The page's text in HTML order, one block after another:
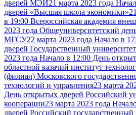
дверей МЭИ21 марта 2023 года
дверей «Высшая школа экономики»
в 19:00 Всероссийская академия
2023 года Общеуниверситетский
МГСУ22 марта 2023 года Начало в
дверей Государственный
2023 года Начало в 12:00 День
областной казачий институт
(филиал) Московского
технологий и управления23 марта
День открытых дверей Российский
кооперации23 марта 2023 года
дверей Российский